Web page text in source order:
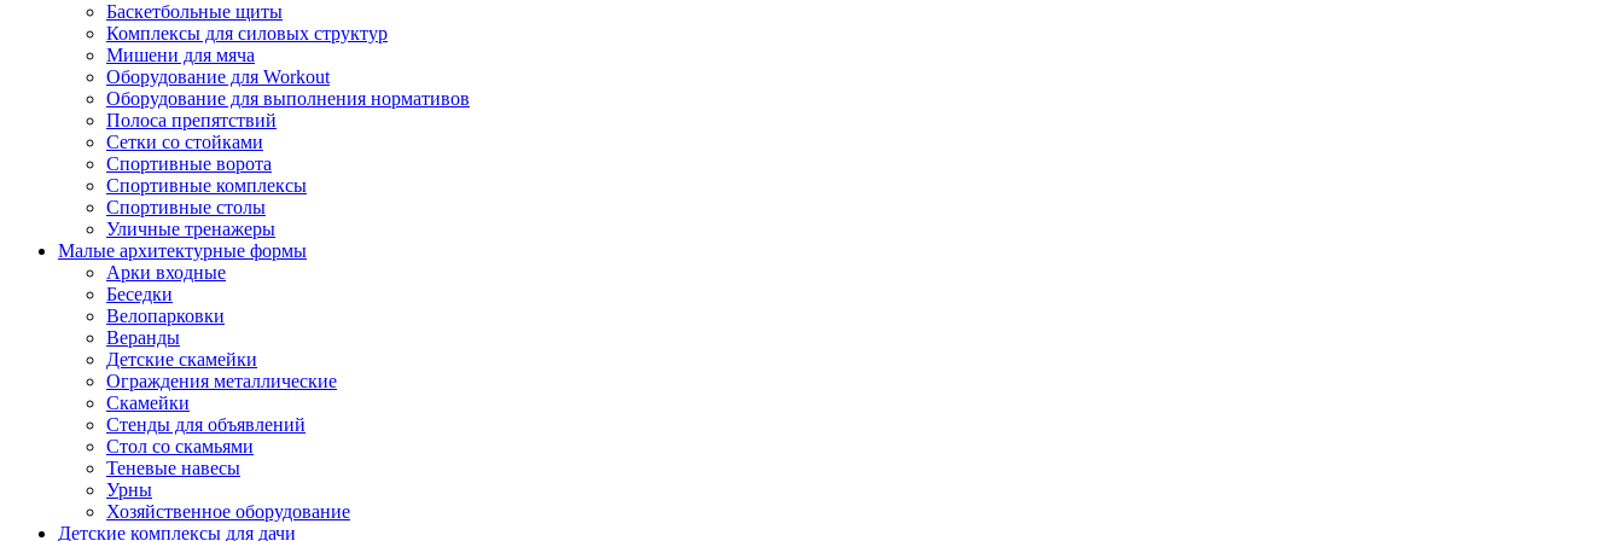
Баскетбольные щиты
Комплексы для силовых структур
Мишени для мяча
Оборудование для Workout
Оборудование для выполнения нормативов
Полоса препятствий
Сетки со стойками
Спортивные ворота
Спортивные комплексы
Спортивные столы
Уличные тренажеры
Малые архитектурные формы
Арки входные
Беседки
Велопарковки
Веранды
Детские скамейки
Ограждения металлические
Скамейки
Стенды для объявлений
Стол со скамьями
Теневые навесы
Урны
Хозяйственное оборудование
Детские комплексы для дачи